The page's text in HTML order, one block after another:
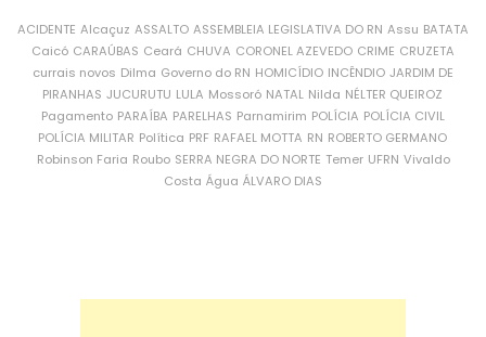
ACIDENTE Alcaçuz ASSALTO ASSEMBLEIA LEGISLATIVA DO RN Assu BATATA
Caicó CARAÚBAS Ceará CHUVA CORONEL AZEVEDO CRIME CRUZETA
currais novos Dilma Governo do RN HOMICÍDIO INCÊNDIO JARDIM DE
PIRANHAS JUCURUTU LULA Mossoró NATAL Nilda NÉLTER QUEIROZ
Pagamento PARAÍBA PARELHAS Parnamirim POLÍCIA POLÍCIA CIVIL
POLÍCIA MILITAR Política PRF RAFAEL MOTTA RN ROBERTO GERMANO
Robinson Faria Roubo SERRA NEGRA DO NORTE Temer UFRN Vivaldo
Costa Água ÁLVARO DIAS